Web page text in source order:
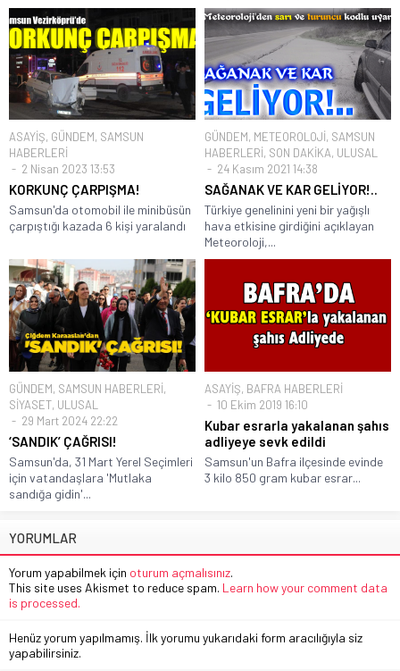
ASAYİŞ, GÜNDEM, SAMSUN
HABERLERİ
2 Nisan 2023 13:53
KORKUNÇ ÇARPIŞMA!
Samsun'da otomobil ile minibüsün
çarpıştığı kazada 6 kişi yaralandı
GÜNDEM, METEOROLOJİ, SAMSUN
HABERLERİ, SON DAKİKA, ULUSAL
24 Kasım 2021 14:38
SAĞANAK VE KAR GELİYOR!..
Türkiye genelinini yeni bir yağışlı
hava etkisine girdiğini açıklayan
Meteoroloji,...
GÜNDEM, SAMSUN HABERLERİ,
SİYASET, ULUSAL
29 Mart 2024 22:22
‘SANDIK’ ÇAĞRISI!
Samsun'da, 31 Mart Yerel Seçimleri
için vatandaşlara 'Mutlaka
sandığa gidin'...
ASAYİŞ, BAFRA HABERLERİ
10 Ekim 2019 16:10
Kubar esrarla yakalanan şahıs
adliyeye sevk edildi
Samsun'un Bafra ilçesinde evinde
3 kilo 850 gram kubar esrar...
YORUMLAR
Yorum yapabilmek için oturum açmalısınız.
This site uses Akismet to reduce spam. Learn how your comment data
is processed.
Henüz yorum yapılmamış. İlk yorumu yukarıdaki form aracılığıyla siz
yapabilirsiniz.